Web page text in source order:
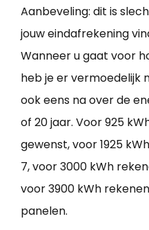
Aanbeveling: dit is
jouw eindafrekening
Wanneer u gaat voor
heb je er vermoedelijk
ook eens na over de
of 20 jaar. Voor 925
gewenst, voor 1925
7, voor 3000 kWh
voor 3900 kWh
panelen.